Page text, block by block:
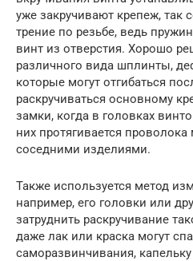
уже закручивают крепеж, так
трение по резьбе, ведь
винт из отверстия. Хорошо
различного вида шплинты,
которые могут отгибаться
раскручиваться основному
замки, когда в головках
них протягивается
соседними изделиями.
Также используется метод
например, его головки или
затруднить раскручивание
даже лак или краска могут
саморазвинчивания,